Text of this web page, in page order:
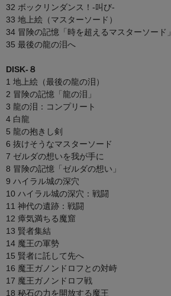
32 ボックリンダンス！-叫び-
33 地上絵（マスターソード）
34 冒険の記憶「時を超えるマスターソード」
35 最後の龍の泪へ
DISK-８
1 地上絵（最後の龍の泪）
2 冒険の記憶「龍の泪」
3 龍の泪：コンプリート
4 白龍
5 龍の抱きし剣
6 抜けそうなマスターソード
7 ゼルダの想いを我が手に
8 冒険の記憶「ゼルダの想い」
9 ハイラル城の深穴
10 ハイラル城の深穴：戦闘
11 神代の遺跡：戦闘
12 瘴気満ちる魔窟
13 賢者集結
14 魔王の軍勢
15 賢者に託して先へ
16 魔王ガノンドロフとの対峙
17 魔王ガノンドロフ戦
18 秘石の力を開放する魔王